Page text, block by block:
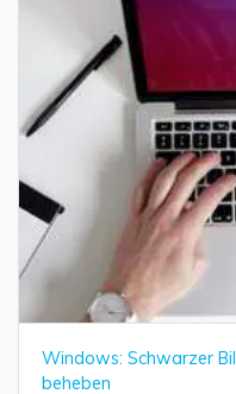
Windows: Schwarzer
beheben
Verlorene Daten?